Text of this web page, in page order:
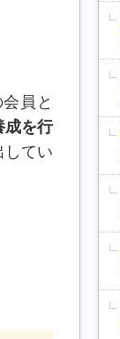
員と
成を行
してい